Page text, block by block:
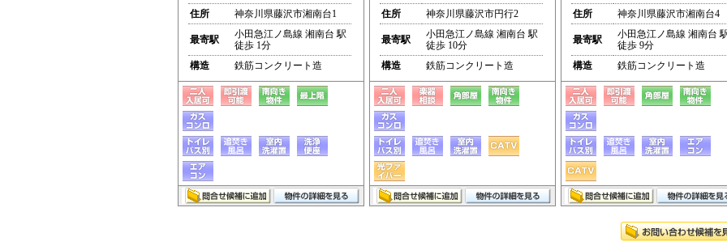
住所
神奈川県藤沢市湘南台1
最寄駅
小田急江ノ島線 湘南台 駅
徒歩 1分
構造
鉄筋コンクリート造
住所
神奈川県藤沢市円行2
最寄駅
小田急江ノ島線 湘南台 駅
徒歩 10分
構造
鉄筋コンクリート造
住所
神奈川県藤沢市湘南台4
最寄駅
小田急江ノ島線 湘南台
徒歩 9分
構造
鉄筋コンクリート造